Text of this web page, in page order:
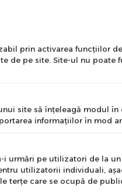
prin activarea funcţiilor
de pe site. Site-ul nu poate
site să înţeleagă modul în
informaţiilor în mod
urmări pe utilizatori de la
utilizatorii individuali,
terţe care se ocupă de